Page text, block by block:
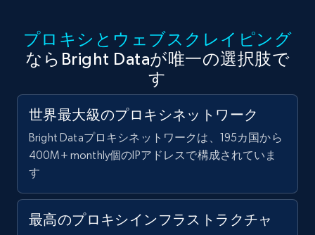
プロキシとウェブスクレイピング
ならBright Dataが唯一の選択肢で
す
世界最大級のプロキシネットワーク
Bright Dataプロキシネットワークは、195カ国から
400M+ monthly個のIPアドレスで構成されていま
す
最高のプロキシインフラストラクチャ